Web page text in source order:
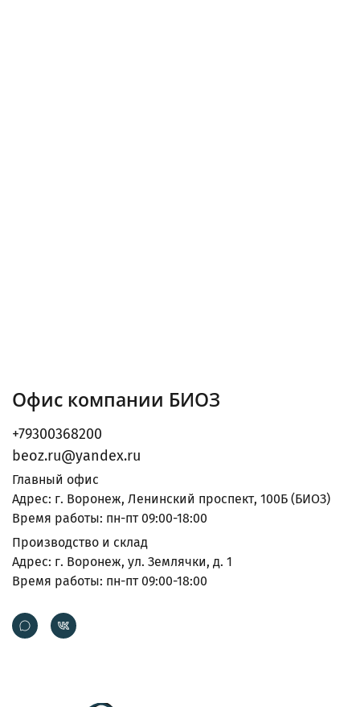
Офис компании БИОЗ
+79300368200
beoz.ru@yandex.ru
Главный офис
Адрес: г. Воронеж, Ленинский проспект, 100Б (БИОЗ)
Время работы: пн-пт 09:00-18:00
Производство и склад
Адрес: г. Воронеж, ул. Землячки, д. 1
Время работы: пн-пт 09:00-18:00